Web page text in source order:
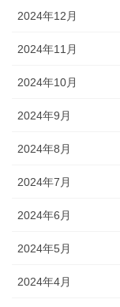
2024年12月
2024年11月
2024年10月
2024年9月
2024年8月
2024年7月
2024年6月
2024年5月
2024年4月